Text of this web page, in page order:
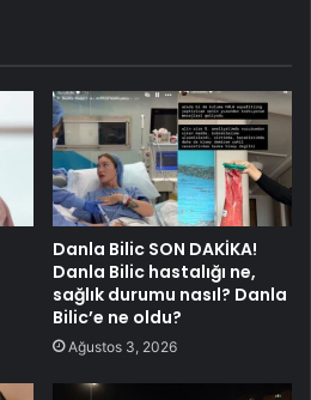
Danla Bilic SON DAKİKA!
Danla Bilic hastalığı ne,
sağlık durumu nasıl? Danla
Bilic’e ne oldu?
Ağustos 3, 2026